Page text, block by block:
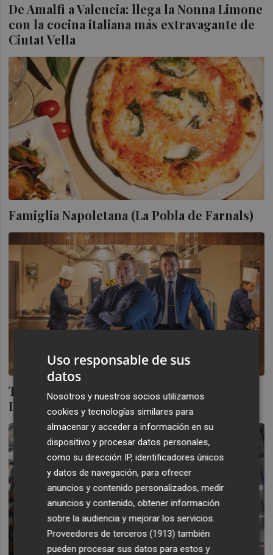
De Amalfi a Valencia: llega la Nonna Limone
con la cocina italiana más extravagante de
Ciutat Vella
Famiglia Napoletana (La Pobla de Farnals)
Toy, alta cocina italiana en el corazón de
Dénia
Uso responsable de sus
datos
Nosotros y nuestros socios utilizamos
cookies y tecnologías similares para
almacenar y acceder a información en su
dispositivo y procesar datos personales,
como su dirección IP, identificadores únicos
y datos de navegación, para ofrecer
anuncios y contenido personalizados, medir
anuncios y contenido, obtener información
sobre la audiencia y mejorar los servicios.
Proveedores de terceros (1913) también
pueden procesar sus datos para estos y